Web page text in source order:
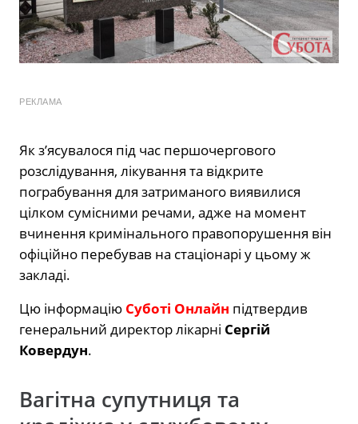
РЕКЛАМА
Як з’ясувалося під час першочергового
розслідування, лікування та відкрите
пограбування для затриманого виявилися
цілком сумісними речами, адже на момент
вчинення кримінального правопорушення він
офіційно перебував на стаціонарі у цьому ж
закладі.
Цю інформацію Суботі Онлайн підтвердив
генеральний директор лікарні Сергій
Ковердун.
Вагітна супутниця та